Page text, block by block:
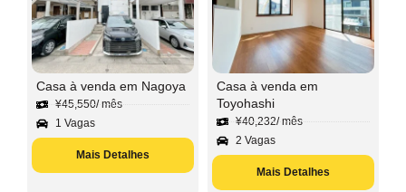
Casa à venda em Nagoya
¥45,550/ mês
1 Vagas
Mais Detalhes
Casa à venda em
Toyohashi
¥40,232/ mês
2 Vagas
Mais Detalhes